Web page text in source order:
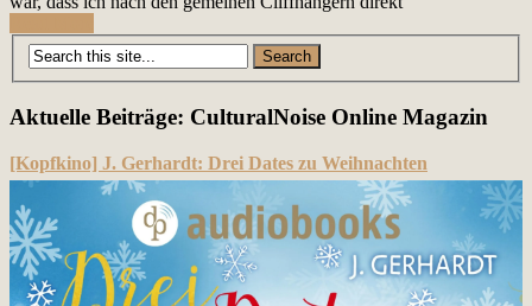
Posts
navigation
Aktuelle Beiträge: CulturalNoise Online Magazin
[Kopfkino] J. Gerhardt: Drei Dates zu Weihnachten